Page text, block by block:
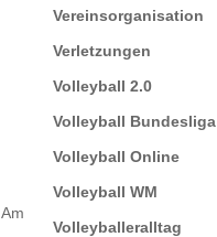
Vereinsorganisation
Verletzungen
Volleyball 2.0
Volleyball Bundesliga
Volleyball Online
Volleyball WM
Volleyballeralltag